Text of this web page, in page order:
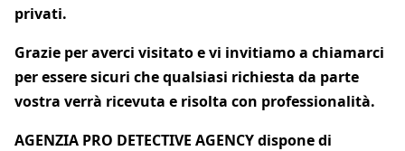
privati.
Grazie per averci visitato e vi invitiamo a chiamarci
per essere sicuri che qualsiasi richiesta da parte
vostra verrà ricevuta e risolta con professionalità.
AGENZIA PRO DETECTIVE AGENCY dispone di